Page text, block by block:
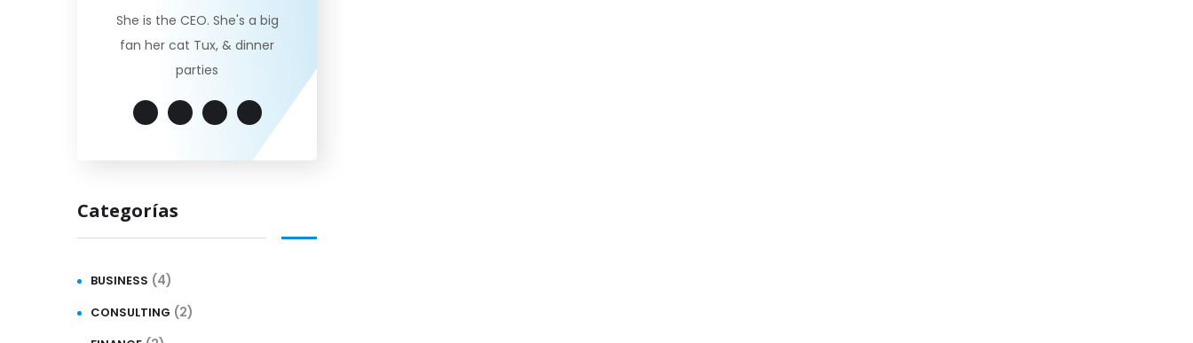
She is the CEO. She's a big
fan her cat Tux, & dinner
parties
Categorías
BUSINESS (4)
CONSULTING (2)